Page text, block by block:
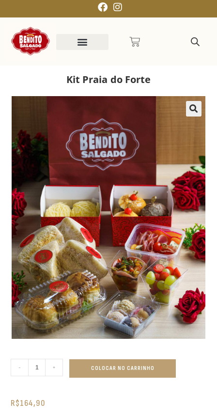
Kit Praia do Forte
- + COLOCAR NO CARRINHO
R$164,90